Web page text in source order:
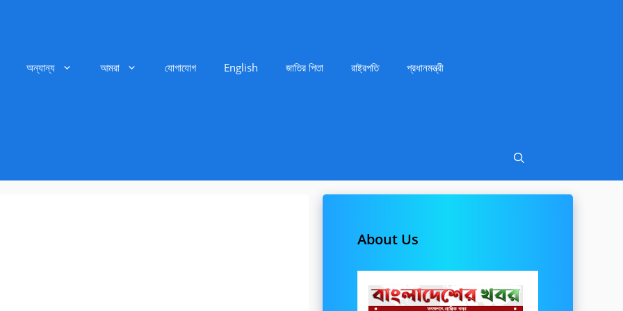
অন্যান্য আমরা যোগাযোগ English জাতির পিতা রাষ্ট্রপতি প্রধানমন্ত্রী
About Us